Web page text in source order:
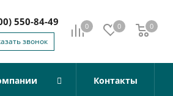
0 0 0
0
550-84-49
звонок
Контакты